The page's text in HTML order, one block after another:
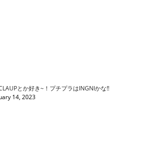
とか好き~！プチプラはINGNIかな‼︎
14, 2023